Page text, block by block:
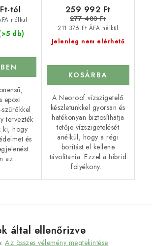
db)
nélkül
tól
epoxi
tervezték
ki, hogy
és
az...
Jelenleg nem elérhető
211 376 Ft ÁFA nélkül
259 992 Ft
277 483 Ft
KOSÁRBA
A Neoroof vízszigetelő
készletünkkel gyorsan és
hatékonyan biztosíthatja
tetője vízszigetelését
anélkül, hogy a régi
borítást el kellene
távolítania. Ezzel a hibrid
folyékony...
által ellenőrizve
Az összes vélemény megtekintése